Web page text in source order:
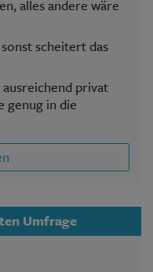
alles andere wäre
scheitert das
privat
genug in die
Umfrage